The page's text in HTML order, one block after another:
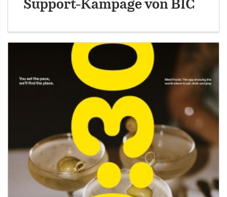
Support-Kampage von BIC